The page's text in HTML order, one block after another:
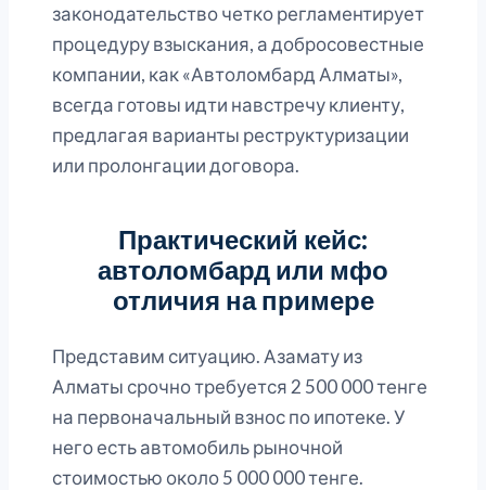
законодательство четко регламентирует
процедуру взыскания, а добросовестные
компании, как «Автоломбард Алматы»,
всегда готовы идти навстречу клиенту,
предлагая варианты реструктуризации
или пролонгации договора.
Практический кейс:
автоломбард или мфо
отличия на примере
Представим ситуацию. Азамату из
Алматы срочно требуется 2 500 000 тенге
на первоначальный взнос по ипотеке. У
него есть автомобиль рыночной
стоимостью около 5 000 000 тенге.